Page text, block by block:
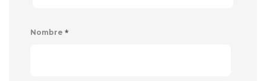
Nombre *